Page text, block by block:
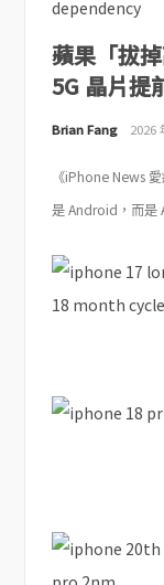
蘋果「拔
5G 晶片提
Brian Fang 2026
《iPhone News
是 Android，而是